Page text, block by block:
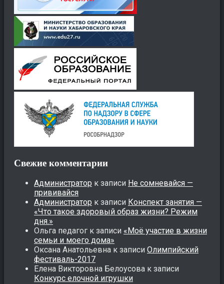
Свежие комментарии
Администратор к записи Не сомневайся —
прививайся
Администратор к записи Конспект занятия —
«Что такое здоровый образ жизни? Режим
дня.»
Ольга педагог к записи «Моё участие в жизни
семьи и моего дома»
Оксана Анатольевна к записи Олимпийский
фестиваль-2017
Елена Викторовна Белоусова к записи
Конкурс елочной игрушки